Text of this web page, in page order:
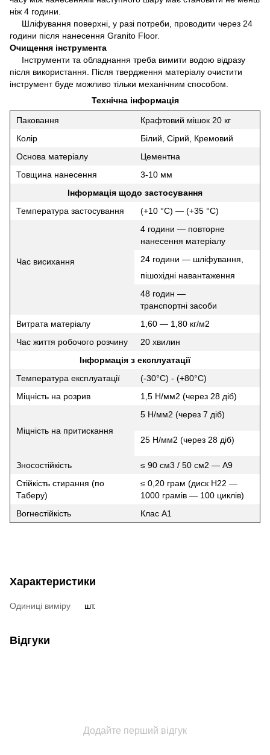
ніж 4 години.
Шліфування поверхні, у разі потреби, проводити через 24
години після нанесення Granito Floor.
Очищення інструмента
Інструменти та обладнання треба вимити водою відразу
після використання. Після твердження матеріалу очистити
інструмент буде можливо тільки механічним способом.
Технічна інформація
Паковання
Крафтовий мішок 20 кг
Колір
Білий, Сірий, Кремовий
Основа матеріалу
Цементна
Товщина нанесення
3-10 мм
Інформація щодо застосування
Температура застосування
(+10 °C) — (+35 °C)
Час висихання
4 години — повторне
нанесення матеріалу
24 години — шліфування,
пішохідні навантаження
48 годин —
транспортні засоби
Витрата матеріалу
1,60 — 1,80 кг/м2
Час життя робочого розчину
20 хвилин
Інформація з експлуатації
Температура експлуатації
(-30°C) - (+80°C)
Міцність на розрив
1,5 Н/мм2 (через 28 діб)
Міцність на притискання
5 Н/мм2 (через 7 діб)
25 Н/мм2 (через 28 діб)
Зносостійкість
≤ 90 см3 / 50 см2 — A9
Стійкість стирання (по
Таберу)
≤ 0,20 грам (диск H22 —
1000 грамів — 100 циклів)
Вогнестійкість
Клас А1
Характеристики
Одиниці виміру шт.
Відгуки
Додайте перший відгук